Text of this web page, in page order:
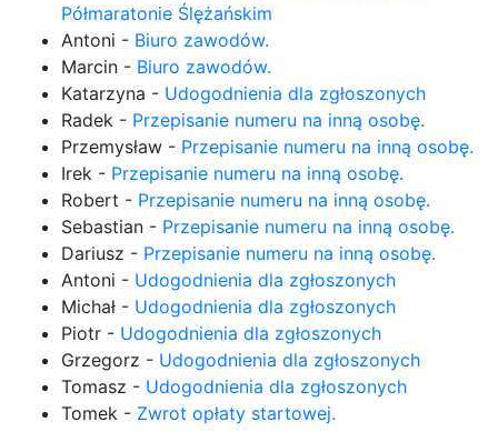
Półmaratonie Ślężańskim
Antoni - Biuro zawodów.
Marcin - Biuro zawodów.
Katarzyna - Udogodnienia dla zgłoszonych
Radek - Przepisanie numeru na inną osobę.
Przemysław - Przepisanie numeru na inną osobę.
Irek - Przepisanie numeru na inną osobę.
Robert - Przepisanie numeru na inną osobę.
Sebastian - Przepisanie numeru na inną osobę.
Dariusz - Przepisanie numeru na inną osobę.
Antoni - Udogodnienia dla zgłoszonych
Michał - Udogodnienia dla zgłoszonych
Piotr - Udogodnienia dla zgłoszonych
Grzegorz - Udogodnienia dla zgłoszonych
Tomasz - Udogodnienia dla zgłoszonych
Tomek - Zwrot opłaty startowej.